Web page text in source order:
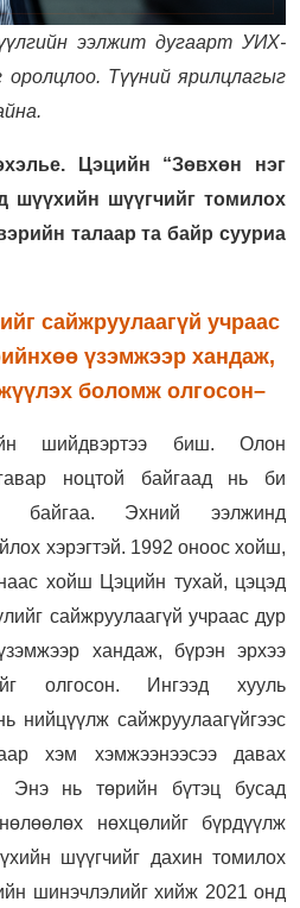
ээлжит дугаарт УИХ-
Түүний ярилцлагыг
Цэцийн “Зөвхөн нэг
шүүхийн шүүгчийг томилох
талаар та байр сууриа
сайжруулаагүй учраас
үзэмжээр хандаж,
боломж олгосон–
шийдвэртээ биш. Олон
ноцтой байгаад нь би
байгаа. Эхний ээлжинд
хэрэгтэй. 1992 оноос хойш,
хойш Цэцийн тухай, цэцэд
сайжруулаагүй учраас дур
хандаж, бүрэн эрхээ
олгосон. Ингээд хууль
нийцүүлж сайжруулаагүйгээс
хэм хэмжээнээсээ давах
Энэ нь төрийн бүтэц бусад
нөхцөлийг бүрдүүлж
шүүгчийг дахин томилох
шинэчлэлийг хийж 2021 онд